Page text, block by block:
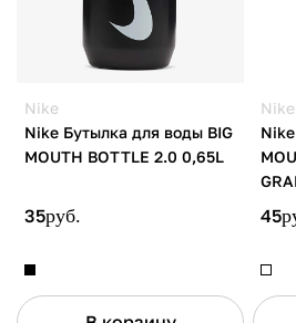
Nike
Nike Бутылка для воды BIG
MOUTH BOTTLE 2.0 0,65L
35руб.
Nike
45